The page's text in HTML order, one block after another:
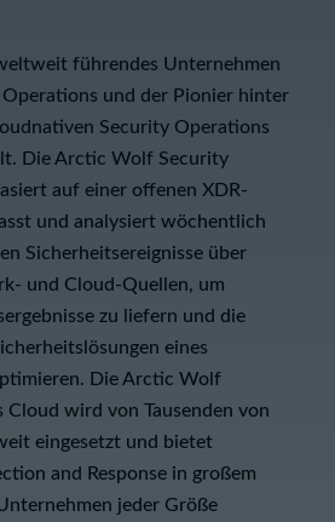
führendes Unternehmen
und der Pionier hinter
Security Operations
Die Arctic Wolf Security
auf einer offenen XDR-
und analysiert wöchentlich
Sicherheitsereignisse über
und Cloud-Quellen, um
zu liefern und die
eines
Die Arctic Wolf
wird von Tausenden von
eingesetzt und bietet
and Response in großem
jeder Größe